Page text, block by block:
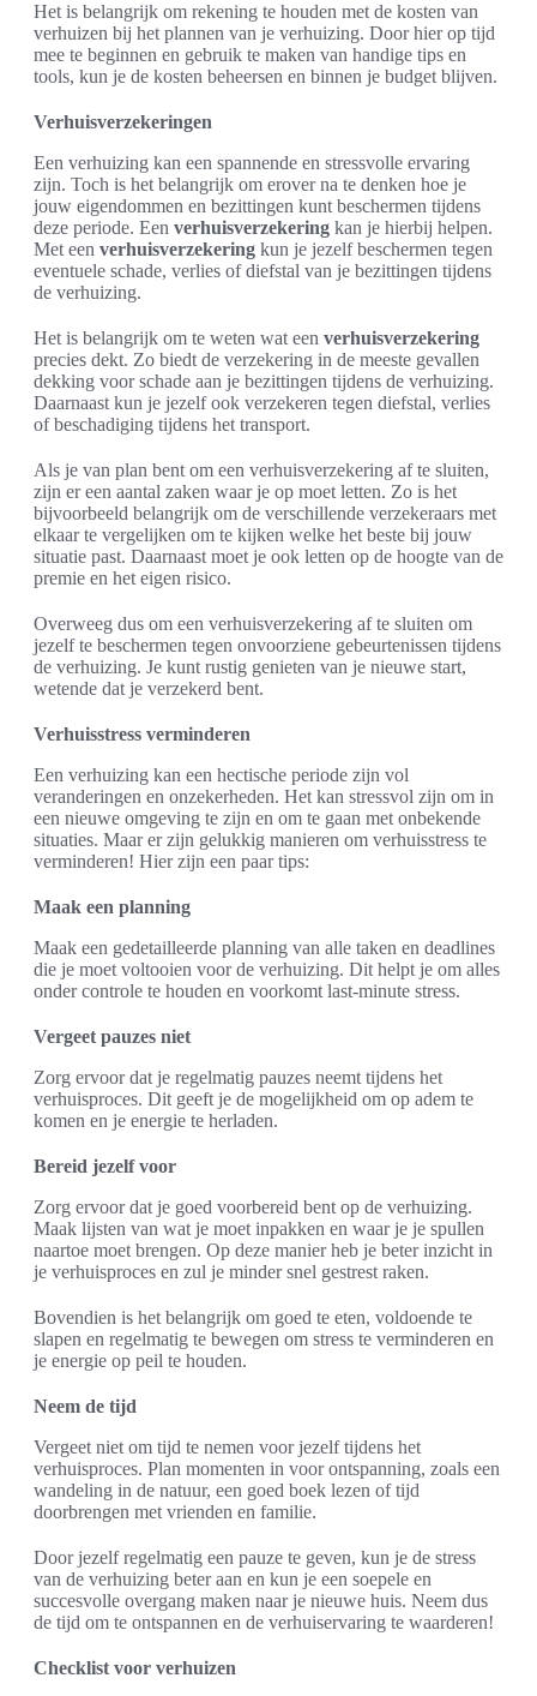
Het is belangrijk om rekening te houden met de kosten van
verhuizen bij het plannen van je verhuizing. Door hier op tijd
mee te beginnen en gebruik te maken van handige tips en
tools, kun je de kosten beheersen en binnen je budget blijven.
Verhuisverzekeringen
Een verhuizing kan een spannende en stressvolle ervaring
zijn. Toch is het belangrijk om erover na te denken hoe je
jouw eigendommen en bezittingen kunt beschermen tijdens
deze periode. Een verhuisverzekering kan je hierbij helpen.
Met een verhuisverzekering kun je jezelf beschermen tegen
eventuele schade, verlies of diefstal van je bezittingen tijdens
de verhuizing.
Het is belangrijk om te weten wat een verhuisverzekering
precies dekt. Zo biedt de verzekering in de meeste gevallen
dekking voor schade aan je bezittingen tijdens de verhuizing.
Daarnaast kun je jezelf ook verzekeren tegen diefstal, verlies
of beschadiging tijdens het transport.
Als je van plan bent om een verhuisverzekering af te sluiten,
zijn er een aantal zaken waar je op moet letten. Zo is het
bijvoorbeeld belangrijk om de verschillende verzekeraars met
elkaar te vergelijken om te kijken welke het beste bij jouw
situatie past. Daarnaast moet je ook letten op de hoogte van de
premie en het eigen risico.
Overweeg dus om een verhuisverzekering af te sluiten om
jezelf te beschermen tegen onvoorziene gebeurtenissen tijdens
de verhuizing. Je kunt rustig genieten van je nieuwe start,
wetende dat je verzekerd bent.
Verhuisstress verminderen
Een verhuizing kan een hectische periode zijn vol
veranderingen en onzekerheden. Het kan stressvol zijn om in
een nieuwe omgeving te zijn en om te gaan met onbekende
situaties. Maar er zijn gelukkig manieren om verhuisstress te
verminderen! Hier zijn een paar tips:
Maak een planning
Maak een gedetailleerde planning van alle taken en deadlines
die je moet voltooien voor de verhuizing. Dit helpt je om alles
onder controle te houden en voorkomt last-minute stress.
Vergeet pauzes niet
Zorg ervoor dat je regelmatig pauzes neemt tijdens het
verhuisproces. Dit geeft je de mogelijkheid om op adem te
komen en je energie te herladen.
Bereid jezelf voor
Zorg ervoor dat je goed voorbereid bent op de verhuizing.
Maak lijsten van wat je moet inpakken en waar je je spullen
naartoe moet brengen. Op deze manier heb je beter inzicht in
je verhuisproces en zul je minder snel gestrest raken.
Bovendien is het belangrijk om goed te eten, voldoende te
slapen en regelmatig te bewegen om stress te verminderen en
je energie op peil te houden.
Neem de tijd
Vergeet niet om tijd te nemen voor jezelf tijdens het
verhuisproces. Plan momenten in voor ontspanning, zoals een
wandeling in de natuur, een goed boek lezen of tijd
doorbrengen met vrienden en familie.
Door jezelf regelmatig een pauze te geven, kun je de stress
van de verhuizing beter aan en kun je een soepele en
succesvolle overgang maken naar je nieuwe huis. Neem dus
de tijd om te ontspannen en de verhuiservaring te waarderen!
Checklist voor verhuizen